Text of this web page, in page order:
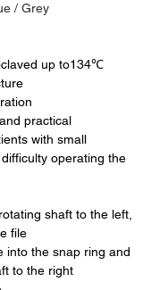
/ Grey
up to134℃
practical
with small
operating the
shaft to the left,
file
into the snap ring and
to the right